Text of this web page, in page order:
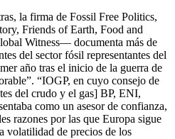
la firma de Fossil Free Politics,
Friends of Earth, Food and
Witness— documenta más de
del sector fósil representantes del
año tras el inicio de la guerra de
“IOGP, en cuyo consejo de
del crudo y el gas] BP, ENI,
como un asesor de confianza,
razones por las que Europa sigue
volatilidad de precios de los